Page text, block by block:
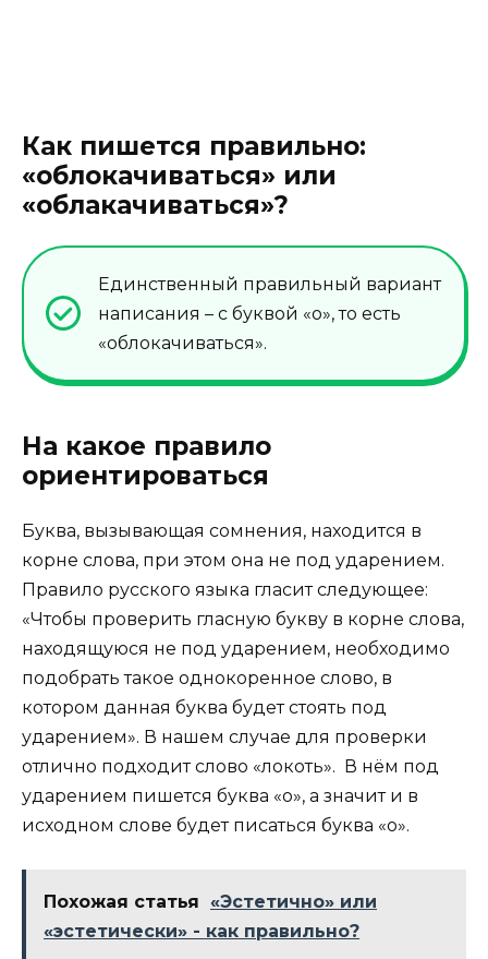
Как пишется правильно:
«облокачиваться» или
«облакачиваться»?
Единственный правильный вариант
написания – с буквой «о», то есть
«облокачиваться».
На какое правило
ориентироваться
Буква, вызывающая сомнения, находится в
корне слова, при этом она не под ударением.
Правило русского языка гласит следующее:
«Чтобы проверить гласную букву в корне слова,
находящуюся не под ударением, необходимо
подобрать такое однокоренное слово, в
котором данная буква будет стоять под
ударением». В нашем случае для проверки
отлично подходит слово «локоть». В нём под
ударением пишется буква «о», а значит и в
исходном слове будет писаться буква «о».
Похожая статья
«Эстетично» или
«эстетически» - как правильно?